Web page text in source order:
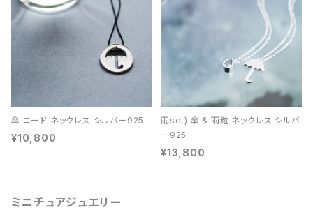
傘 コード ネックレス シルバー925
¥10,800
雨set) 傘 & 雨粒 ネックレス シルバ
ー925
¥13,800
ミニチュアジュエリー